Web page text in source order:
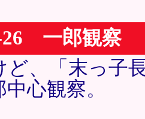
26 一郎観察
ど、「末っ子
心観察。